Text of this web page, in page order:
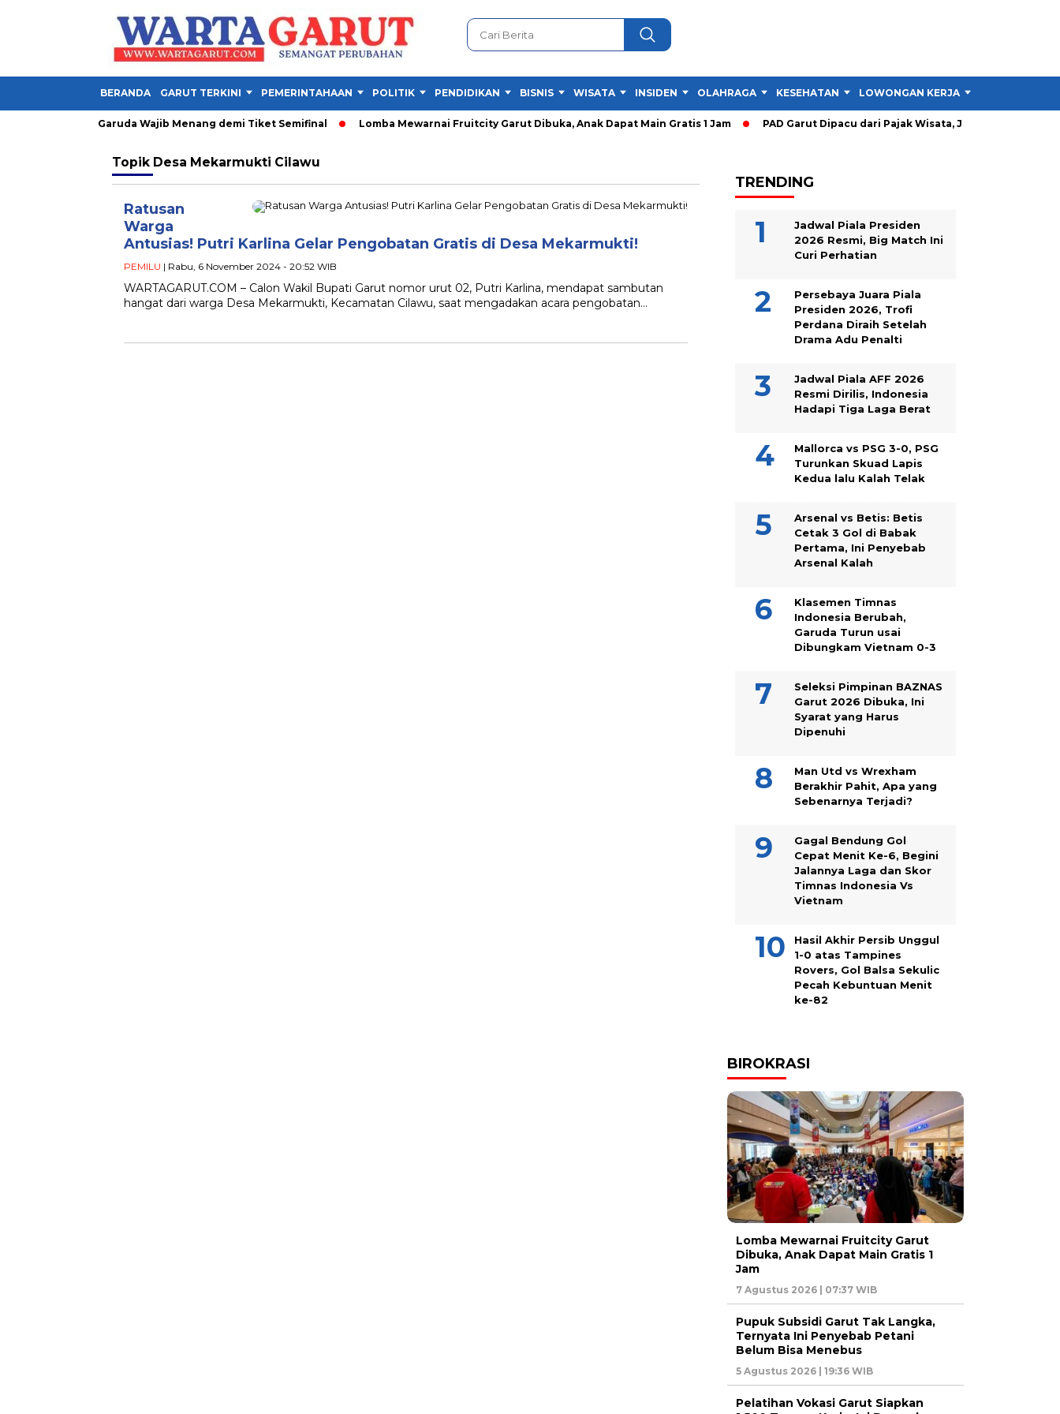
BERANDA GARUT TERKINI PEMERINTAHAAN POLITIK PENDIDIKAN BISNIS WISATA INSIDEN OLAHRAGA KESEHATAN LOWONGAN KERJA
AFF 2026, Garuda Wajib Menang demi Tiket Semifinal Lomba Mewarnai Fruitcity Garut Dibuka, Anak Dapat Main Gratis 1 Jam PAD Garut Dipacu dari Pajak Wisata, Jalan Menuju Objek
Topik Desa Mekarmukti Cilawu
Ratusan
Warga
Antusias! Putri Karlina Gelar Pengobatan Gratis di Desa Mekarmukti!
PEMILU | Rabu, 6 November 2024 - 20:52 WIB
WARTAGARUT.COM – Calon Wakil Bupati Garut nomor urut 02, Putri Karlina, mendapat sambutan
hangat dari warga Desa Mekarmukti, Kecamatan Cilawu, saat mengadakan acara pengobatan…
TRENDING
Jadwal Piala Presiden
2026 Resmi, Big Match Ini
Curi Perhatian
Persebaya Juara Piala
Presiden 2026, Trofi
Perdana Diraih Setelah
Drama Adu Penalti
Jadwal Piala AFF 2026
Resmi Dirilis, Indonesia
Hadapi Tiga Laga Berat
Mallorca vs PSG 3-0, PSG
Turunkan Skuad Lapis
Kedua lalu Kalah Telak
Arsenal vs Betis: Betis
Cetak 3 Gol di Babak
Pertama, Ini Penyebab
Arsenal Kalah
Klasemen Timnas
Indonesia Berubah,
Garuda Turun usai
Dibungkam Vietnam 0-3
Seleksi Pimpinan BAZNAS
Garut 2026 Dibuka, Ini
Syarat yang Harus
Dipenuhi
Man Utd vs Wrexham
Berakhir Pahit, Apa yang
Sebenarnya Terjadi?
Gagal Bendung Gol
Cepat Menit Ke-6, Begini
Jalannya Laga dan Skor
Timnas Indonesia Vs
Vietnam
Hasil Akhir Persib Unggul
1-0 atas Tampines
Rovers, Gol Balsa Sekulic
Pecah Kebuntuan Menit
ke-82
BIROKRASI
Lomba Mewarnai Fruitcity Garut
Dibuka, Anak Dapat Main Gratis 1
Jam
7 Agustus 2026 | 07:37 WIB
Pupuk Subsidi Garut Tak Langka,
Ternyata Ini Penyebab Petani
Belum Bisa Menebus
5 Agustus 2026 | 19:36 WIB
Pelatihan Vokasi Garut Siapkan